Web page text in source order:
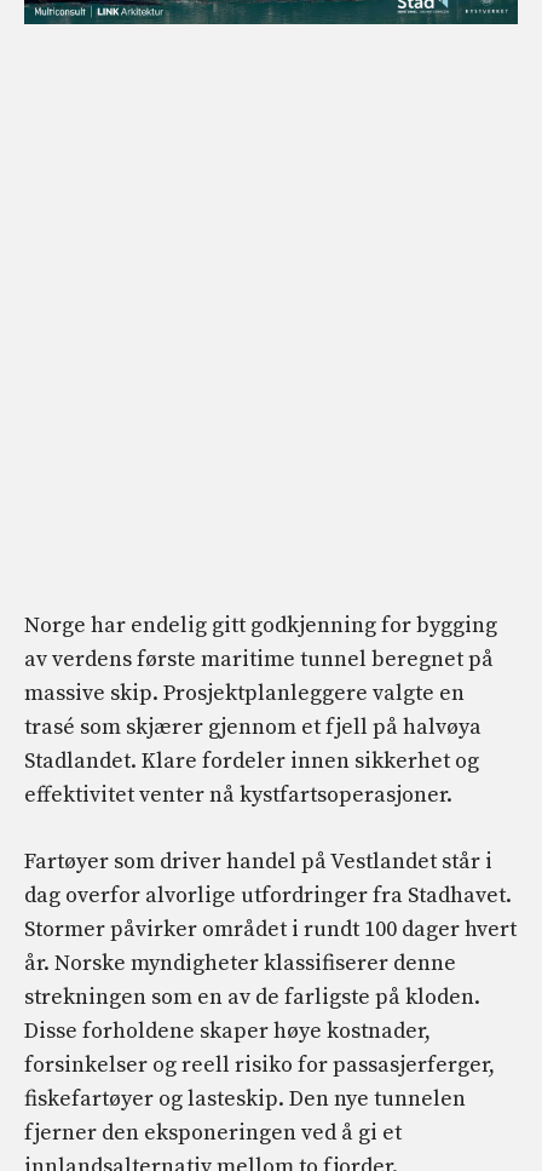
Norge har endelig gitt godkjenning for bygging
av verdens første maritime tunnel beregnet på
massive skip. Prosjektplanleggere valgte en
trasé som skjærer gjennom et fjell på halvøya
Stadlandet. Klare fordeler innen sikkerhet og
effektivitet venter nå kystfartsoperasjoner.
Fartøyer som driver handel på Vestlandet står i
dag overfor alvorlige utfordringer fra Stadhavet.
Stormer påvirker området i rundt 100 dager hvert
år. Norske myndigheter klassifiserer denne
strekningen som en av de farligste på kloden.
Disse forholdene skaper høye kostnader,
forsinkelser og reell risiko for passasjerferger,
fiskefartøyer og lasteskip. Den nye tunnelen
fjerner den eksponeringen ved å gi et